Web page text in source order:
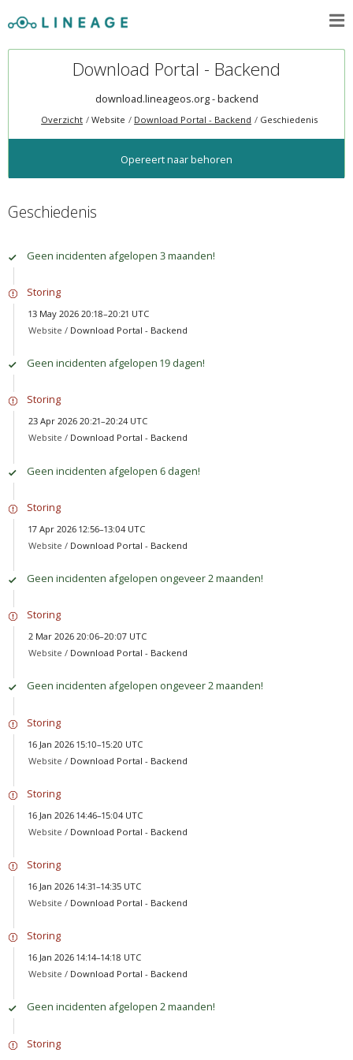
Download Portal - Backend
download.lineageos.org - backend
Overzicht Website Download Portal - Backend Geschiedenis
Opereert naar behoren
Geschiedenis
Geen incidenten afgelopen 3 maanden!
Storing
13 May 2026 20:18–20:21 UTC
Website / Download Portal - Backend
Geen incidenten afgelopen 19 dagen!
Storing
23 Apr 2026 20:21–20:24 UTC
Website / Download Portal - Backend
Geen incidenten afgelopen 6 dagen!
Storing
17 Apr 2026 12:56–13:04 UTC
Website / Download Portal - Backend
Geen incidenten afgelopen ongeveer 2 maanden!
Storing
2 Mar 2026 20:06–20:07 UTC
Website / Download Portal - Backend
Geen incidenten afgelopen ongeveer 2 maanden!
Storing
16 Jan 2026 15:10–15:20 UTC
Website / Download Portal - Backend
Storing
16 Jan 2026 14:46–15:04 UTC
Website / Download Portal - Backend
Storing
16 Jan 2026 14:31–14:35 UTC
Website / Download Portal - Backend
Storing
16 Jan 2026 14:14–14:18 UTC
Website / Download Portal - Backend
Geen incidenten afgelopen 2 maanden!
Storing